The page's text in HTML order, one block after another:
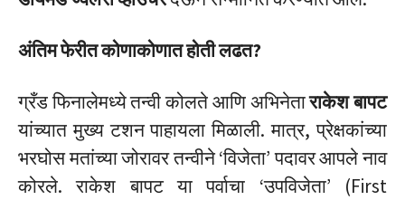
अंतिम फेरीत कोणाकोणात होती लढत?
ग्रँड फिनालेमध्ये तन्वी कोलते आणि अभिनेताराकेश बापट
यांच्यात मुख्य टशन पाहायला मिळाली.मात्र, प्रेक्षकांच्या
भरघोस मतांच्या जोरावर तन्वीने ‘विजेता’ पदावर आपले नाव
कोरले. राकेश बापट या पर्वाचा ‘उपविजेता’ (First